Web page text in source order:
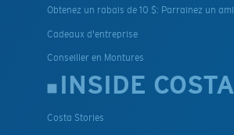
Obtenez un rabais de 10 $: Parrainez un ami
Cadeaux d'entreprise
Conseiller en Montures
INSIDE COSTA
Costa Stories